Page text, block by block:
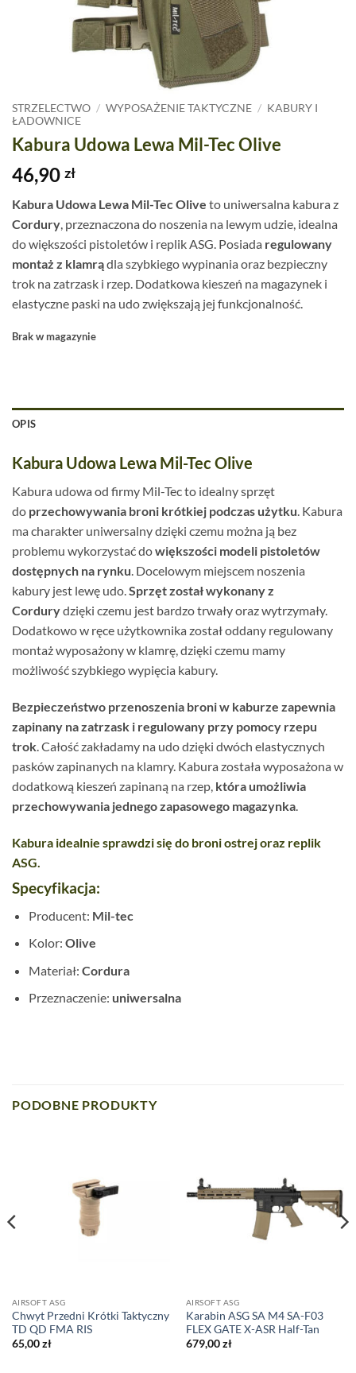
STRZELECTWO / WYPOSAŻENIE TAKTYCZNE / KABURY I
ŁADOWNICE
Kabura Udowa Lewa Mil-Tec Olive
46,90 zł
Kabura Udowa Lewa Mil-Tec Olive to uniwersalna kabura z
Cordury , przeznaczona do noszenia na lewym udzie, idealna
do większości pistoletów i replik ASG. Posiada regulowany
montaż z klamrądla szybkiego wypinania oraz bezpieczny
trok na zatrzask i rzep. Dodatkowa kieszeń na magazynek i
elastyczne paski na udo zwiększają jej funkcjonalność.
Brak w magazynie
OPIS
Kabura Udowa Lewa Mil-Tec Olive
Kabura udowa od firmy Mil-Tec to idealny sprzęt
do przechowywania broni krótkiej podczas użytku. Kabura
ma charakter uniwersalny dzięki czemu można ją bez
problemu wykorzystać dowiększości modeli pistoletów
dostępnych na rynku. Docelowym miejscem noszenia
kabury jest lewę udo.Sprzęt został wykonany z
Cordurydzięki czemu jest bardzo trwały oraz wytrzymały.
Dodatkowo w ręce użytkownika został oddany regulowany
montaż wyposażony w klamrę, dzięki czemu mamy
możliwość szybkiego wypięcia kabury.
Bezpieczeństwo przenoszenia broni w kaburze zapewnia
zapinany na zatrzask i regulowany przy pomocy rzepu
trok. Całość zakładamy na udo dzięki dwóch elastycznych
pasków zapinanych na klamry. Kabura została wyposażona w
dodatkową kieszeń zapinaną na rzep, która umożliwia
przechowywania jednego zapasowego magazynka.
Kabura idealnie sprawdzi się do broni ostrej oraz replik
ASG.
Specyfikacja:
Producent: Mil-tec
Kolor: Olive
Materiał: Cordura
Przeznaczenie: uniwersalna
PODOBNE PRODUKTY
AIRSOFT ASG
Chwyt Przedni Krótki Taktyczny
TD QD FMA RIS
65,00zł
AIRSOFT ASG
Karabin ASG SA M4 SA-F03
FLEX GATE X-ASR Half-Tan
679,00zł